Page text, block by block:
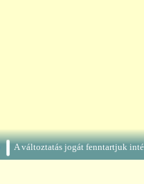
A változtatás jogát fenntartjuk